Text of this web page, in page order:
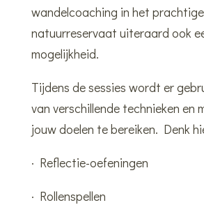
wandelcoaching in het prachtige
natuurreservaat uiteraard ook
mogelijkheid.
Tijdens de sessies wordt er
van verschillende technieken en
jouw doelen te bereiken. Denk
· Reflectie-oefeningen
· Rollenspellen